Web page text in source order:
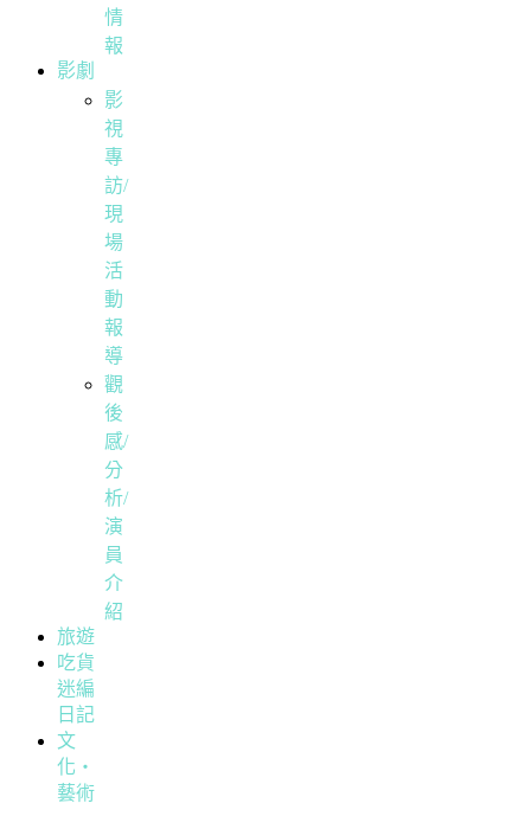
情
報
影劇
影
視
專
訪/
現
場
活
動
報
導
觀
後
感/
分
析/
演
員
介
紹
旅遊
吃貨
迷編
日記
文
化・
藝術